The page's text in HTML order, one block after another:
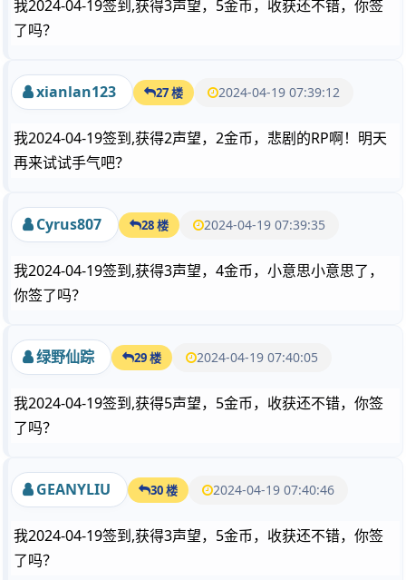
我2024-04-19签到,获得3声望，5金币，收获还不错，你签
了吗？
xianlan123 27 楼 2024-04-19 07:39:12
我2024-04-19签到,获得2声望，2金币，悲剧的RP啊！明天
再来试试手气吧？
Cyrus807 28 楼 2024-04-19 07:39:35
我2024-04-19签到,获得3声望，4金币，小意思小意思了，
你签了吗？
绿野仙踪 29 楼 2024-04-19 07:40:05
我2024-04-19签到,获得5声望，5金币，收获还不错，你签
了吗？
GEANYLIU 30 楼 2024-04-19 07:40:46
我2024-04-19签到,获得3声望，5金币，收获还不错，你签
了吗？